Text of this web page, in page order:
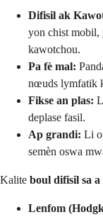
Difisil ak
yon chist mobil,
kawotchou.
Pa fè mal:
nœuds lymfatik
Fikse an plas:
deplase fasil.
Ap grandi: Li
semèn oswa
Kalite boul difisil sa
Lenfom